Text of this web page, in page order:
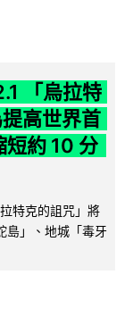
「烏拉特
高世界首
短約 10 分
特克的詛咒」將
島」、地城「毒牙